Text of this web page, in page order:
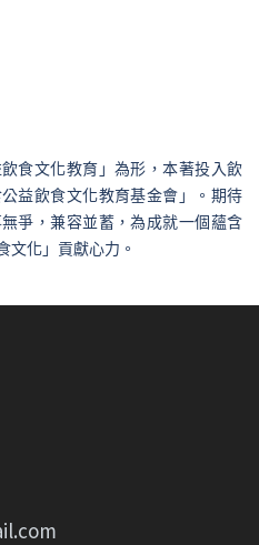
食文化教育」為形，本著投入飲
益飲食文化教育基金會」。期待
爭，兼容並蓄，為成就一個蘊含
文化」貢獻心力。